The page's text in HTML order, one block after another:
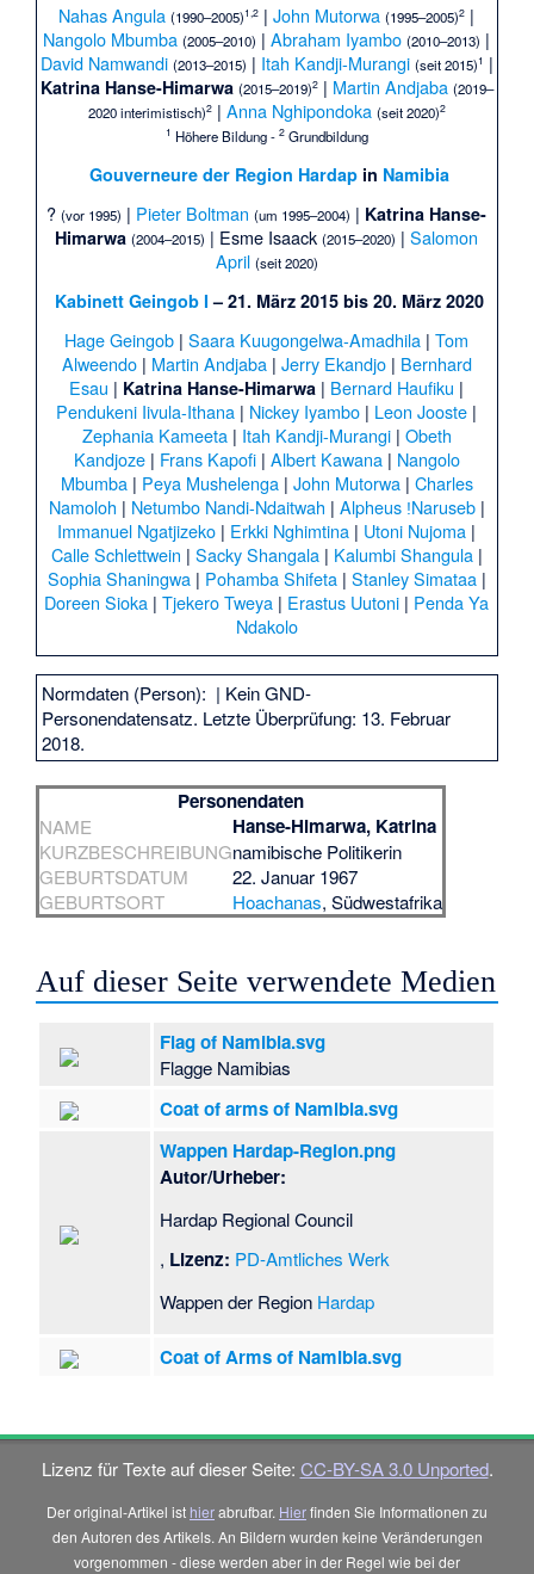
Nahas Angula (1990–2005)1,2 |John Mutorwa (1995–2005)2 |
Nangolo Mbumba (2005–2010) |Abraham Iyambo (2010–2013) |
David Namwandi (2013–2015) | Itah Kandji-Murangi (seit 2015)1 |
Katrina Hanse-Himarwa (2015–2019)2| Martin Andjaba (2019–
2020 interimistisch)2| Anna Nghipondoka (seit 2020)2
1 Höhere Bildung - 2Grundbildung
Gouverneure der Region Hardap in Namibia
?(vor 1995) | Pieter Boltman (um 1995–2004) | Katrina Hanse-
Himarwa (2004–2015) | Esme Isaack (2015–2020) |Salomon
April (seit 2020)
Kabinett Geingob I – 21. März 2015 bis 20. März 2020
Hage Geingob |Saara Kuugongelwa-Amadhila |Tom
Alweendo| Martin Andjaba| Jerry Ekandjo| Bernhard
Esau | Katrina Hanse-Himarwa | Bernard Haufiku |
Pendukeni Iivula-Ithana | Nickey Iyambo | Leon Jooste |
Zephania Kameeta| Itah Kandji-Murangi| Obeth
Kandjoze| Frans Kapofi| Albert Kawana| Nangolo
Mbumba| Peya Mushelenga| John Mutorwa| Charles
Namoloh | Netumbo Nandi-Ndaitwah | Alpheus ǃNaruseb|
Immanuel Ngatjizeko | Erkki Nghimtina | Utoni Nujoma |
Calle Schlettwein | Sacky Shangala| Kalumbi Shangula|
Sophia Shaningwa| Pohamba Shifeta| Stanley Simataa|
Doreen Sioka |Tjekero Tweya | Erastus Uutoni | Penda Ya
Ndakolo
Normdaten (Person): | Kein GND-
Personendatensatz. Letzte Überprüfung: 13. Februar
2018.
Personendaten
NAME Hanse-Himarwa, Katrina
KURZBESCHREIBUNGnamibische Politikerin
GEBURTSDATUM
22. Januar 1967
GEBURTSORT
Hoachanas, Südwestafrika
Auf dieser Seite verwendete Medien
Flag of Namibia.svg
Flagge Namibias
Coat of arms of Namibia.svg
Wappen Hardap-Region.png
Autor/Urheber:
Hardap Regional Council
, Lizenz: PD-Amtliches Werk
Wappen der Region Hardap
Coat of Arms of Namibia.svg
Lizenz für Texte auf dieser Seite: CC-BY-SA 3.0 Unported.
Der original-Artikel ist hierabrufbar. Hierfinden Sie Informationen zu
den Autoren des Artikels. An Bildern wurden keine Veränderungen
vorgenommen - diese werden aber in der Regel wie bei der